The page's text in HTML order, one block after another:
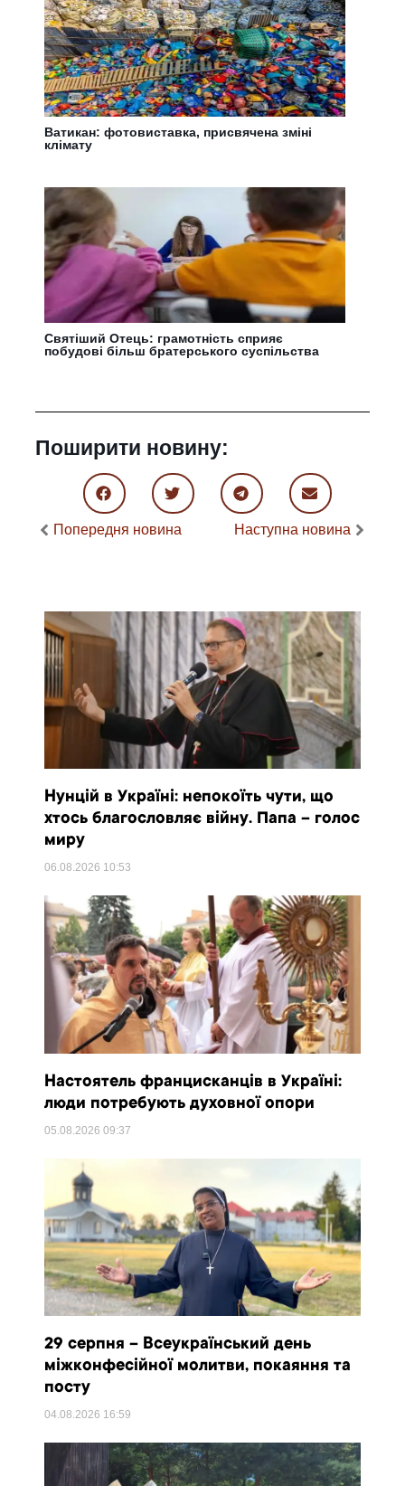
Ватикан: фотовиставка, присвячена зміні
клімату
Святіший Отець: грамотність сприяє
побудові більш братерського суспільства
Поширити новину:
Попередня новина Наступна новина
Нунцій в Україні: непокоїть чути, що
хтось благословляє війну. Папа – голос
миру
06.08.2026 10:53
Настоятель францисканців в Україні:
люди потребують духовної опори
05.08.202609:37
29 серпня – Всеукраїнський день
міжконфесійної молитви, покаяння та
посту
04.08.2026 16:59